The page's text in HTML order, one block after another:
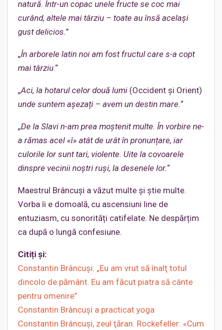
natură. Într-un copac unele fructe se coc mai
curând, altele mai târziu – toate au însă același
gust delicios.”
„În arborele latin noi am fost fructul care s-a copt
mai târziu.“
„Aci, la hotarul celor două lumi (Occident și Orient)
unde suntem așezați – avem un destin mare.“
„De la Slavi n-am prea moștenit multe. În vorbire ne-
a rămas acel «î» atât de urât în pronunțare, iar
culorile lor sunt tari, violente. Uite la covoarele
dinspre vecinii noștri ruși, la desenele lor.“
Maestrul Brâncuși a văzut multe și știe multe.
Vorba îi e domoală, cu ascensiuni line de
entuziasm, cu sonorități catifelate. Ne despărțim
ca după o lungă confesiune.
Citiți și:
Constantin Brâncuși: „Eu am vrut să înalţ totul
dincolo de pământ. Eu am făcut piatra să cânte
pentru omenire”
Constantin Brâncuşi a practicat yoga
Constantin Brâncuşi, zeul ţăran. Rockefeller: «Cum